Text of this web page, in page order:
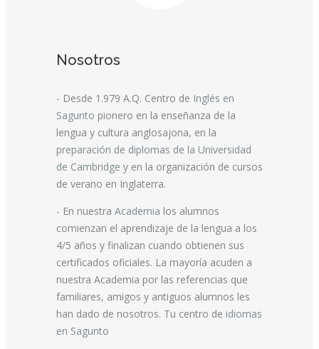
Nosotros
- Desde 1.979 A.Q. Centro de Inglés en
Sagunto pionero en la enseñanza de la
lengua y cultura anglosajona, en la
preparación de diplomas de la Universidad
de Cambridge y en la organización de cursos
de verano en Inglaterra.
- En nuestra Academia los alumnos
comienzan el aprendizaje de la lengua a los
4/5 años y finalizan cuando obtienen sus
certificados oficiales. La mayoría acuden a
nuestra Academia por las referencias que
familiares, amigos y antiguos alumnos les
han dado de nosotros. Tu centro de idiomas
en Sagunto